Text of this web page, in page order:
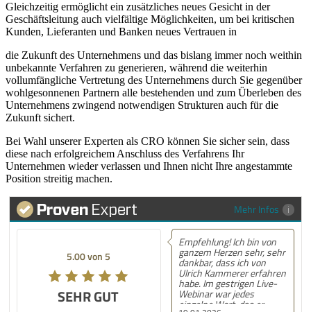
Gleichzeitig ermöglicht ein zusätzliches neues Gesicht in der
Geschäfts­leitung auch vielfältige Möglichkeiten, um bei kritischen
Kunden, Lieferanten und Banken neues Vertrauen in
die Zukunft des Unternehmens und das bislang immer noch weithin
unbekannte Verfahren zu generieren, während die weiterhin
vollumfängliche Vertretung des Unternehmens durch Sie gegenüber
wohlge­sonn­enen Partnern alle bestehenden und zum Überleben des
Unterneh­mens zwingend notwendigen Strukturen auch für die
Zukunft sichert.
Bei Wahl unserer Experten als CRO können Sie sicher sein, dass
diese nach erfolgreichem Anschluss des Verfahrens Ihr
Unternehmen wieder verlassen und Ihnen nicht Ihre angestammte
Position streitig machen.